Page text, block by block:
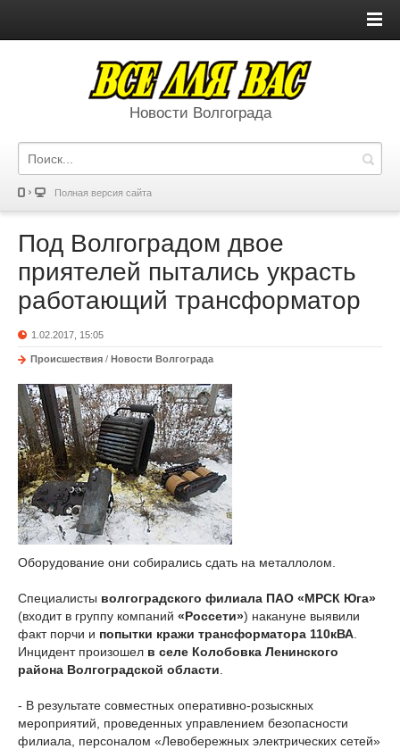
Новости Волгограда
Полная версия сайта
Под Волгоградом двое
приятелей пытались украсть
работающий трансформатор
1.02.2017, 15:05
Происшествия / Новости Волгограда
Оборудование они собирались сдать на металлолом.
Специалисты волгоградского филиала ПАО «МРСК Юга»
(входит в группу компаний «Россети») накануне выявили
факт порчи и попытки кражи трансформатора 110кВА
Инцидент произошел в селе Колобовка Ленинского
района Волгоградской области
- В результате совместных оперативно-розыскных
мероприятий, проведенных управлением безопасности
филиала, персоналом «Левобережных электрических сетей»